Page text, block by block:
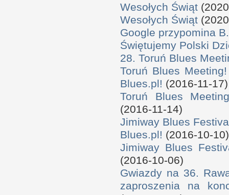
Wesołych Świąt
Wesołych Świąt
Google przypomina
Świętujemy Polski
28. Toruń Blues
Toruń Blues
Blues.pl! (2016-11-17)
Toruń Blues
(2016-11-14)
Jimiway Blues
Blues.pl! (2016-10-10)
Jimiway Blues
(2016-10-06)
Gwiazdy na 36.
zaproszenia na